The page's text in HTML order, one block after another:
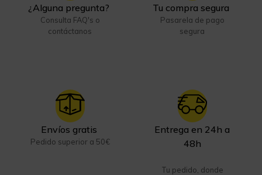
¿Alguna pregunta?
Consulta FAQ's o
contáctanos
Tu compra segura
Pasarela de pago
segura
Envíos gratis
Pedido superior a 50€
Entrega en 24h a
48h
Tu pedido, donde